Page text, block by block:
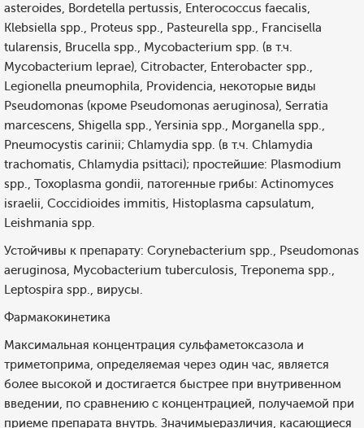
asteroides, Bordetella pertussis, Enterococcus faecalis,
Klebsiella spp., Proteus spp., Pasteurella spp., Francisella
tularensis, Brucella spp., Mycobacterium spp. (в т.ч.
Mycobacterium leprae), Citrobacter, Enterobacter spp.,
Legionella pneumophila, Providencia, некоторые виды
Pseudomonas (кроме Pseudomonas aeruginosa), Serratia
marcescens, Shigella spp., Yersinia spp., Morganella spp.,
Pneumocystis carinii; Chlamydia spp. (в т.ч. Chlamydia
trachomatis, Chlamydia psittaci); простейшие: Plasmodium
spp., Toxoplasma gondii, патогенные грибы: Actinomyces
israelii, Coccidioides immitis, Histoplasma capsulatum,
Leishmania spp.
Устойчивы к препарату: Corynebacterium spp., Pseudomonas
aeruginosa, Mycobacterium tuberculosis, Treponema spp.,
Leptospira spp., вирусы.
Фармакокинетика
Максимальная концентрация сульфаметоксазола и
триметоприма, определяемая через один час, является
более высокой и достигается быстрее при внутривенном
введении, по сравнению с концентрацией, получаемой при
приеме препарата внутрь. Значимыеразличия, касающиеся